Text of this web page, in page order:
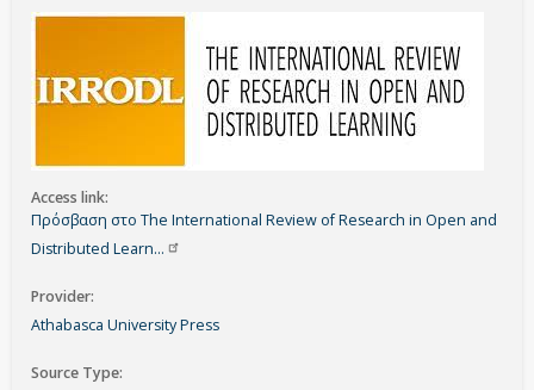
Access link
Πρόσβαση στο The International Review of Research in Open and
Distributed Learn…
Provider
Athabasca University Press
Source Type